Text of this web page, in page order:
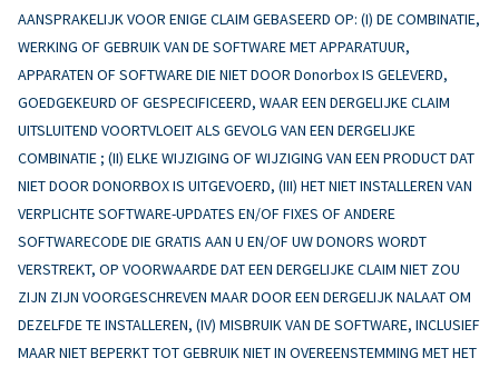
AANSPRAKELIJK VOOR ENIGE CLAIM GEBASEERD OP: (I) DE COMBINATIE,
WERKING OF GEBRUIK VAN DE SOFTWARE MET APPARATUUR,
APPARATEN OF SOFTWARE DIE NIET DOOR Donorbox IS GELEVERD,
GOEDGEKEURD OF GESPECIFICEERD, WAAR EEN DERGELIJKE CLAIM
UITSLUITEND VOORTVLOEIT ALS GEVOLG VAN EEN DERGELIJKE
COMBINATIE ; (II) ELKE WIJZIGING OF WIJZIGING VAN EEN PRODUCT DAT
NIET DOOR DONORBOX IS UITGEVOERD, (III) HET NIET INSTALLEREN VAN
VERPLICHTE SOFTWARE-UPDATES EN/OF FIXES OF ANDERE
SOFTWARECODE DIE GRATIS AAN U EN/OF UW DONORS WORDT
VERSTREKT, OP VOORWAARDE DAT EEN DERGELIJKE CLAIM NIET ZOU
ZIJN ZIJN VOORGESCHREVEN MAAR DOOR EEN DERGELIJK NALAAT OM
DEZELFDE TE INSTALLEREN, (IV) MISBRUIK VAN DE SOFTWARE, INCLUSIEF
MAAR NIET BEPERKT TOT GEBRUIK NIET IN OVEREENSTEMMING MET HET